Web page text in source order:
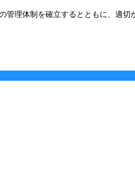
理体制を確立するとともに、適切